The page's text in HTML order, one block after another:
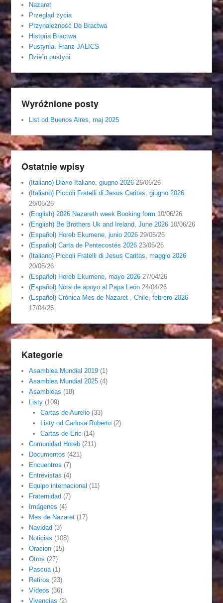
Nazaret
Przegląd życia
Przynależność Do Bractwa
Historia Bractwa
Pustynia. Franz JALICS
Dzie´n pustyni
Wyróżnione posty
List od Buenos Aires, maj 2025
Ostatnie wpisy
(Italiano) Diario Italiano, giugno 2026 26/06/26
(Italiano) Piccoli Fratelli di Jesus Caritas, giugno 2026
26/06/26
(English) 2026 Nazareth week Booking form 10/06/26
(English) Be Brothers Uk and Ireland, June 2026 10/06/26
(Español) Horeb Ekumene, junio 2026 29/05/26
(Español) Carta de Pentecostés 2026 23/05/26
(Italiano) Piccoli Fratelli di Jesus Caritas, maggio 2026
20/05/26
(Español) Horeb Ekumene, mayo 2026 27/04/26
(Español) Nota de apoyo al Papa León 24/04/26
(Español) Crónica Mes de Nazaret , Chile, febrero 2026
17/04/26
Kategorie
Asamblea Mundial 2019 (1)
Asamblea Mundial 2025 (4)
Asambleas (18)
Listy (109)
Cartas de Aurelio(33)
Listy od Carlosa Roberto(2)
Cartas de Eric (14)
Comunidad Horeb (211)
Documentos (421)
Encuentros (7)
Entrevistas (4)
Equipo internacional (11)
Fraternidad (7)
Imágenes (4)
Mes de Nazaret (17)
Navidad (3)
Noticias (108)
Oracion (15)
Otros (27)
Pascua (1)
Retiros (23)
Vídeos (36)
Vivencias (2)